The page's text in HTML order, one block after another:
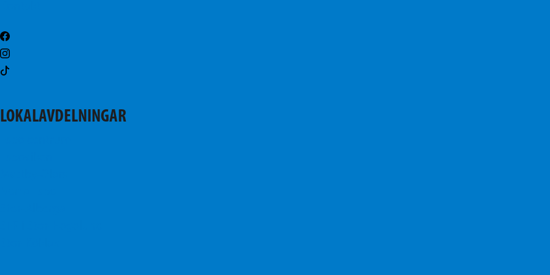
LOKALAVDELNINGAR